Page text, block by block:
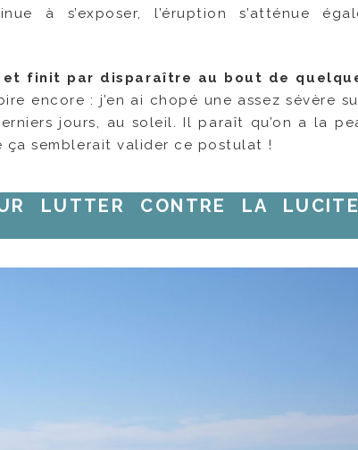
à s’exposer, l’éruption s’atténue
finit par disparaître au bout de
encore : j’en ai chopé une assez sévère
jours, au soleil. Il paraît qu’on a la
ça semblerait valider ce postulat !
LUTTER CONTRE LA